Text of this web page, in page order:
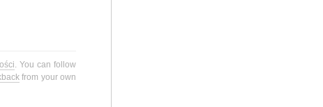
. You can follow
from your own